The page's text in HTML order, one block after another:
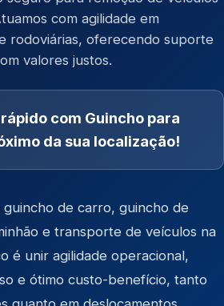
com agilidade em
rodoviárias, oferecendo suporte
valores justos.
com Guincho para
da sua localização!
guincho de carro, guincho de
e transporte de veículos na
é unir agilidade operacional,
e ótimo custo-benefício, tanto